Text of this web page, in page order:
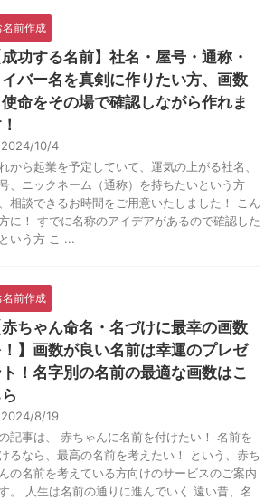
名前作成
成功する名前】社名・屋号・通称・
バー名を真剣に作りたい方、画数
使命をその場で確認しながら作れま
2024/10/4
から起業を予定していて、運気の上がる社名、
、ニックネーム（通称）を持ちたいという方
相談できるお時間をご用意いたしました！ こん
に！ すでに名称のアイデアがあるので確認した
いう方 こ ...
名前作成
赤ちゃん命名・名づけに最幸の画数
】画数が良い名前は幸運のプレゼ
ト！名字別の名前の最適な画数はこ
2024/8/19
記事は、 赤ちゃんに名前を付けたい！ 名前を
るなら、最高の名前を考えたい！ という、赤ち
の名前を考えている方向けのサービスのご案内
。 人生は名前の通りに進んでいく 遠い昔、名